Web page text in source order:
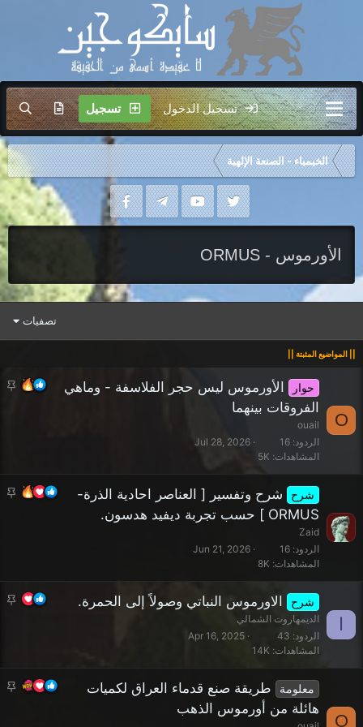
تسجيل الدخول تسجيل
الخيمياء - الصنعة الإلهية
الأورموس - ORMUS
تصفيات
O
م
حوار
الأورموس ليس حجر الفلاسفة - وماهي
الفروقات بينهما
ouail
الردود 16
المشاهدات 5K
Jul 28, 2026
م
شرح
شرح وتفسير [ العناصر احادية الذرة-
ORMUS ] حسب تجربة ديفيد هدسون.
Zaid
الردود 16
المشاهدات 8K
Jun 21, 2026
ا
م
شرح الاورموس النباتي وصولاً إلى الحمرة.
الديمهاروت الشمالي
الردود 43
المشاهدات 14K
Apr 16, 2025
O
م
معلومة
طريقة صنع قدماء العراق لكميات
هائلة من أورموس الذهب